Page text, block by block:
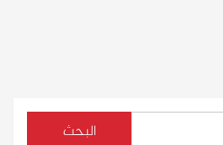
البحث